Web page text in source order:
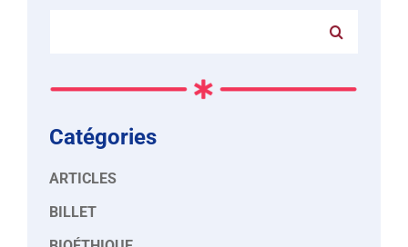
Catégories
ARTICLES
BILLET